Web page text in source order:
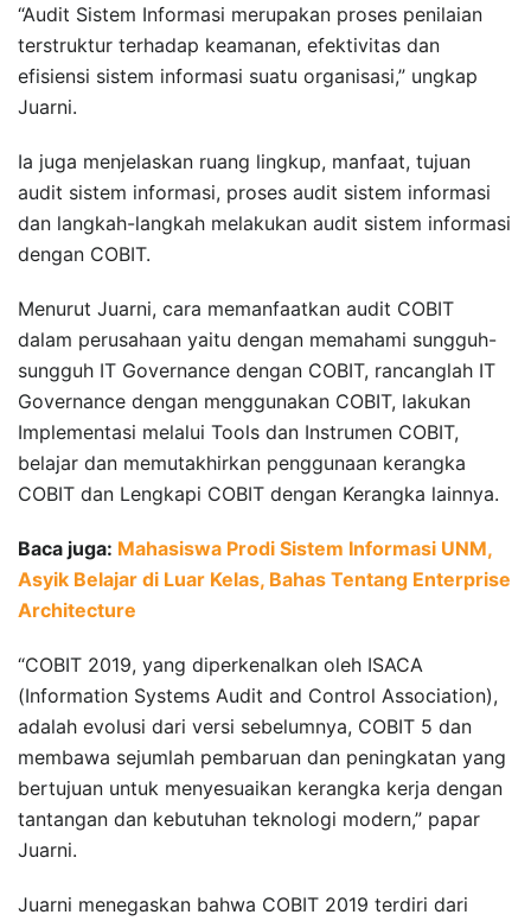
“Audit Sistem Informasi merupakan proses penilaian
terstruktur terhadap keamanan, efektivitas dan
efisiensi sistem informasi suatu organisasi,” ungkap
Juarni.
Ia juga menjelaskan ruang lingkup, manfaat, tujuan
audit sistem informasi, proses audit sistem informasi
dan langkah-langkah melakukan audit sistem informasi
dengan COBIT.
Menurut Juarni, cara memanfaatkan audit COBIT
dalam perusahaan yaitu dengan memahami sungguh-
sungguh IT Governance dengan COBIT, rancanglah IT
Governance dengan menggunakan COBIT, lakukan
Implementasi melalui Tools dan Instrumen COBIT,
belajar dan memutakhirkan penggunaan kerangka
COBIT dan Lengkapi COBIT dengan Kerangka lainnya.
Baca juga: Mahasiswa Prodi Sistem Informasi UNM,
Asyik Belajar di Luar Kelas, Bahas Tentang Enterprise
Architecture
“COBIT 2019, yang diperkenalkan oleh ISACA
(Information Systems Audit and Control Association),
adalah evolusi dari versi sebelumnya, COBIT 5 dan
membawa sejumlah pembaruan dan peningkatan yang
bertujuan untuk menyesuaikan kerangka kerja dengan
tantangan dan kebutuhan teknologi modern,” papar
Juarni.
Juarni menegaskan bahwa COBIT 2019 terdiri dari